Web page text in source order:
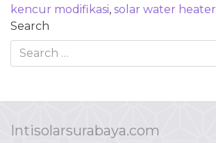
kencur modifikasi, solar water heater
Search
Intisolarsurabaya.com